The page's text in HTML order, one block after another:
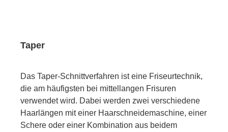
Taper
Das Taper-Schnittverfahren ist eine Friseurtechnik,
die am häufigsten bei mittellangen Frisuren
verwendet wird. Dabei werden zwei verschiedene
Haarlängen mit einer Haarschneidemaschine, einer
Schere oder einer Kombination aus beidem